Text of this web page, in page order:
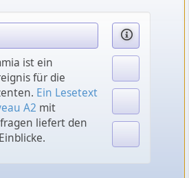
ist ein
für die
Ein Lesetext
A2 mit
liefert den